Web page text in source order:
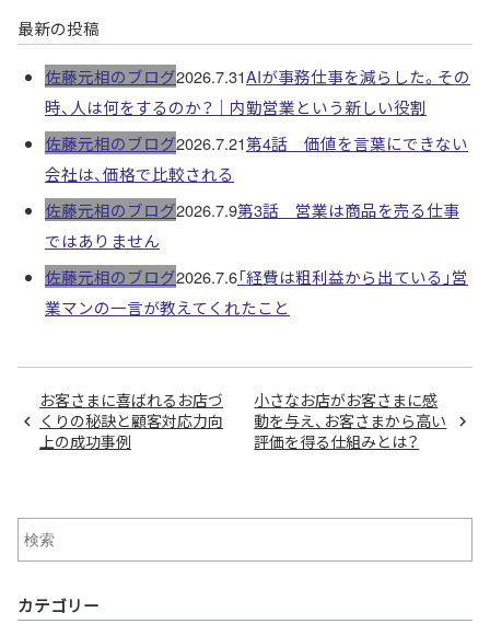
最新の投稿
佐藤元相のブログ2026.7.31AIが事務仕事を減らした。その
時、人は何をするのか？｜内勤営業という新しい役割
佐藤元相のブログ2026.7.21第4話 価値を言葉にできない
会社は、価格で比較される
佐藤元相のブログ2026.7.9第3話 営業は商品を売る仕事
ではありません
佐藤元相のブログ2026.7.6「経費は粗利益から出ている」営
業マンの一言が教えてくれたこと
お客さまに喜ばれるお店づ
くりの秘訣と顧客対応力向
上の成功事例
小さなお店がお客さまに感
動を与え、お客さまから高い
評価を得る仕組みとは？
カテゴリー